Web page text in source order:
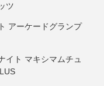
ツ
アーケードグランプ
イト マキシマムチュ